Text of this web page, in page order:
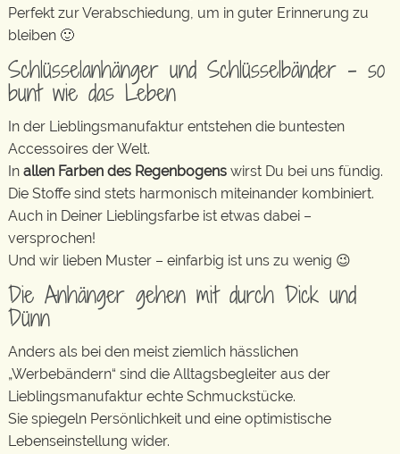
Perfekt zur Verabschiedung, um in guter Erinnerung zu
bleiben 🙂
Schlüsselanhänger und Schlüsselbänder – so
bunt wie das Leben
In der Lieblingsmanufaktur entstehen die buntesten
Accessoires der Welt.
In allen Farben des Regenbogens wirst Du bei uns fündig.
Die Stoffe sind stets harmonisch miteinander kombiniert.
Auch in Deiner Lieblingsfarbe ist etwas dabei –
versprochen!
Und wir lieben Muster – einfarbig ist uns zu wenig 😉
Die Anhänger gehen mit durch Dick und
Dünn
Anders als bei den meist ziemlich hässlichen
„Werbebändern“ sind die Alltagsbegleiter aus der
Lieblingsmanufaktur echte Schmuckstücke.
Sie spiegeln Persönlichkeit und eine optimistische
Lebenseinstellung wider.